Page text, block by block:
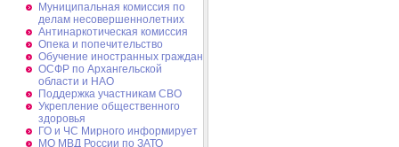
Муниципальная комиссия по
делам несовершеннолетних
Антинаркотическая комиссия
Опека и попечительство
Обучение иностранных граждан
ОСФР по Архангельской
области и НАО
Поддержка участникам СВО
Укрепление общественного
здоровья
ГО и ЧС Мирного информирует
МО МВД России по ЗАТО